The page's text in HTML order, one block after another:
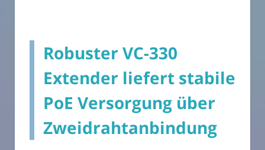
Robuster VC-330
Extender liefert stabile
PoE Versorgung über
Zweidrahtanbindung